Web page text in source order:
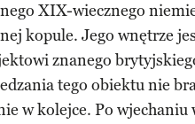
XIX-wiecznego
kopule. Jego wnętrze
znanego
tego obiektu nie
w kolejce. Po